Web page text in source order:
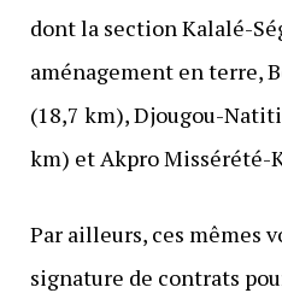
dont la section Kalalé-
aménagement en terre,
(18,7 km), Djougou-
km) et Akpro Missérété-
Par ailleurs, ces mêmes
signature de contrats